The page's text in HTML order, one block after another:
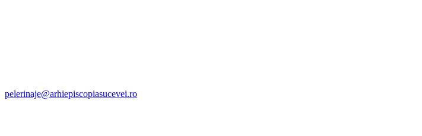
pelerinaje@arhiepiscopiasucevei.ro